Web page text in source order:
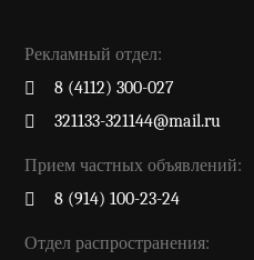
Рекламный отдел:
8 (4112) 300-027
321133-321144@mail.ru
Прием частных объявлений:
8 (914) 100-23-24
Отдел распространения: